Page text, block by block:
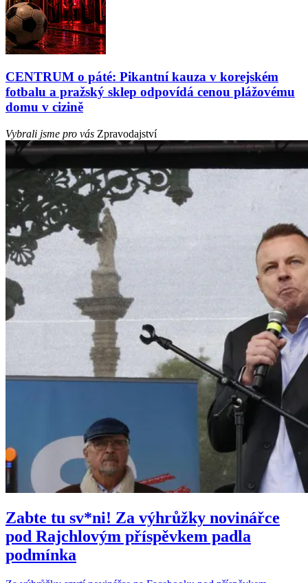
CENTRUM o páté: Pikantní kauza v korejském
fotbalu a pražský sklep odpovídá cenou plážovému
domu v cizině
Vybrali jsme pro vás Zpravodajství
Zabte tu sv*ni! Za výhrůžky novinářce
pod Rajchlovým příspěvkem padla
podmínka